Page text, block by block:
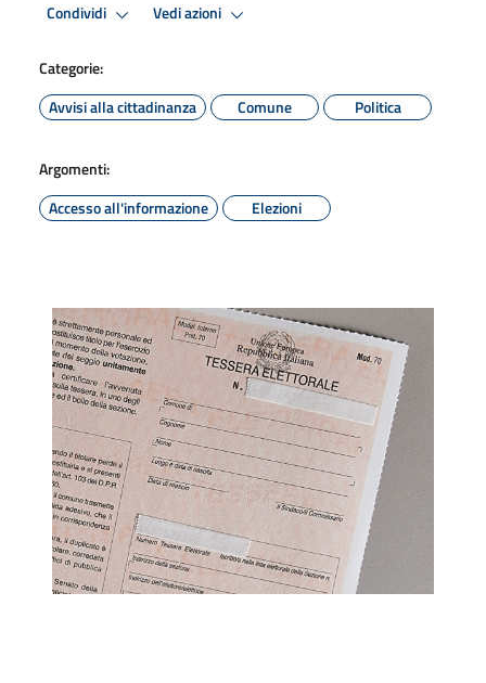
Condividi Vedi azioni
Categorie:
Avvisi alla cittadinanza
Comune Politica
Argomenti:
Accesso all'informazione
Elezioni